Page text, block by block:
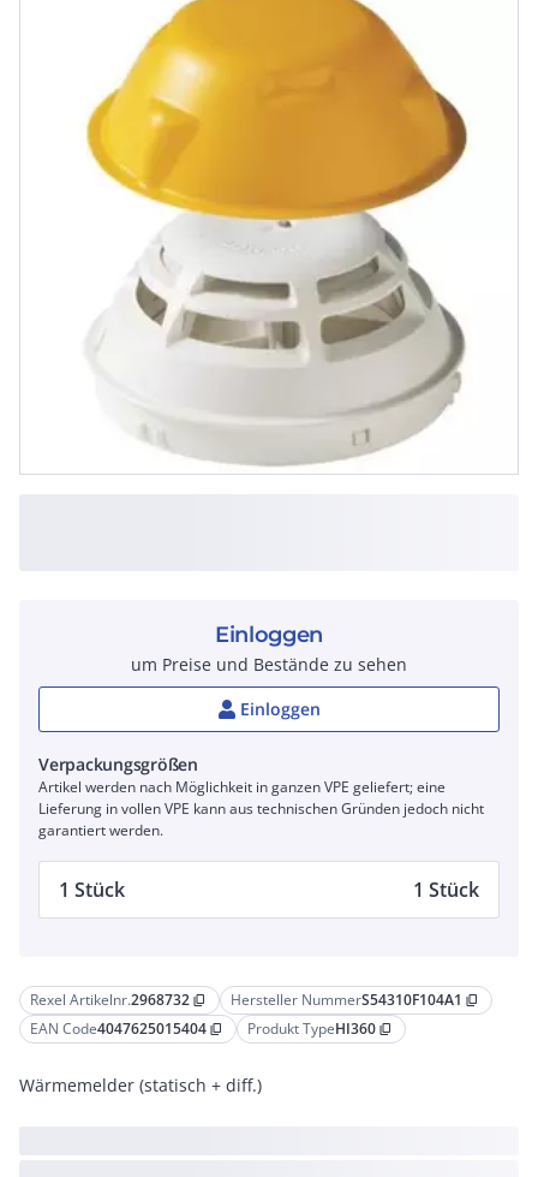
Rexel Artikelnr.2968732 content_copy Hersteller NummerS54310F104A1 content_copy
EAN Code4047625015404 content_copy Produkt TypeHI360 content_copy
Wärmemelder (statisch + diff.)
Einloggen
um Preise und Bestände zu sehen
Einloggen
Verpackungsgrößen
Artikel werden nach Möglichkeit in ganzen VPE geliefert; eine
Lieferung in vollen VPE kann aus technischen Gründen jedoch nicht
garantiert werden.
1 Stück 1 Stück